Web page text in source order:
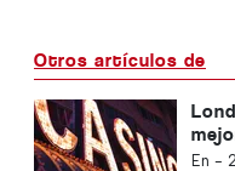
Otros artículos de
En -